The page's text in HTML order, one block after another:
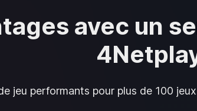
avec un
jeu performants pour plus de 100